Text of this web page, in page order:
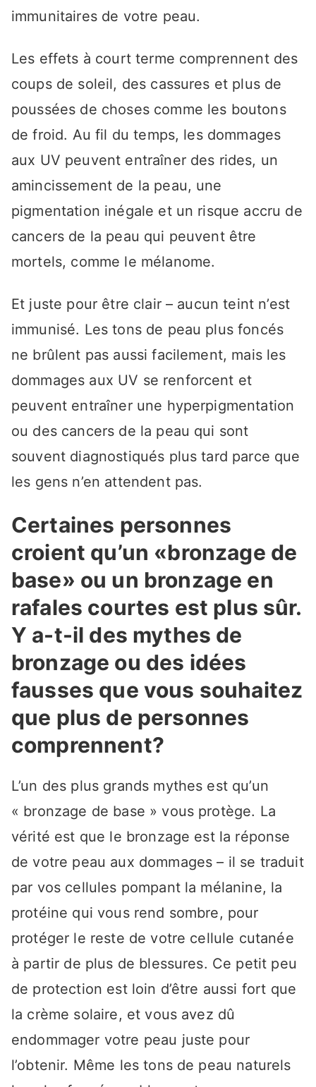
immunitaires de votre peau.
Les effets à court terme comprennent des
coups de soleil, des cassures et plus de
poussées de choses comme les boutons
de froid. Au fil du temps, les dommages
aux UV peuvent entraîner des rides, un
amincissement de la peau, une
pigmentation inégale et un risque accru de
cancers de la peau qui peuvent être
mortels, comme le mélanome.
Et juste pour être clair – aucun teint n’est
immunisé. Les tons de peau plus foncés
ne brûlent pas aussi facilement, mais les
dommages aux UV se renforcent et
peuvent entraîner une hyperpigmentation
ou des cancers de la peau qui sont
souvent diagnostiqués plus tard parce que
les gens n’en attendent pas.
Certaines personnes
croient qu’un «bronzage de
base» ou un bronzage en
rafales courtes est plus sûr.
Y a-t-il des mythes de
bronzage ou des idées
fausses que vous souhaitez
que plus de personnes
comprennent?
L’un des plus grands mythes est qu’un
« bronzage de base » vous protège. La
vérité est que le bronzage est la réponse
de votre peau aux dommages – il se traduit
par vos cellules pompant la mélanine, la
protéine qui vous rend sombre, pour
protéger le reste de votre cellule cutanée
à partir de plus de blessures. Ce petit peu
de protection est loin d’être aussi fort que
la crème solaire, et vous avez dû
endommager votre peau juste pour
l’obtenir. Même les tons de peau naturels